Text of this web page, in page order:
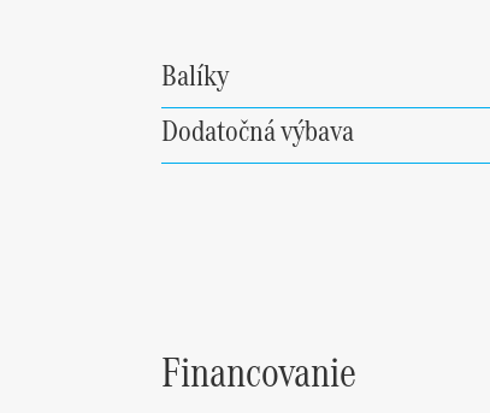
Balíky
Dodatočná výbava
Financovanie